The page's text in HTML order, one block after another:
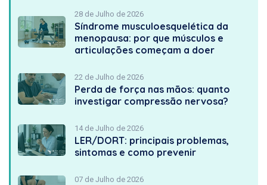
28 de Julho de 2026
Síndrome musculoesquelética da
menopausa: por que músculos e
articulações começam a doer
22 de Julho de 2026
Perda de força nas mãos: quanto
investigar compressão nervosa?
14 de Julho de 2026
LER/DORT: principais problemas,
sintomas e como prevenir
07 de Julho de 2026